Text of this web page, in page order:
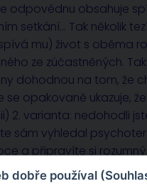
odpovědnu obsahuje
setkání… Tak několik
mu) život s oběma
ze zúčastněných.
dohodnou na tom, že
opakovaně ukazuje,
2. varianta: nedohodli
sám vyhledal
a připravíte si
dobře používal